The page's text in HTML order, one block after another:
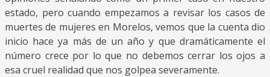
estado, pero cuando empezamos a revisar los casos de
muertes de mujeres en Morelos, vemos que la cuenta dio
inicio hace ya más de un año y que dramáticamente el
número crece por lo que no debemos cerrar los ojos a
esa cruel realidad que nos golpea severamente.